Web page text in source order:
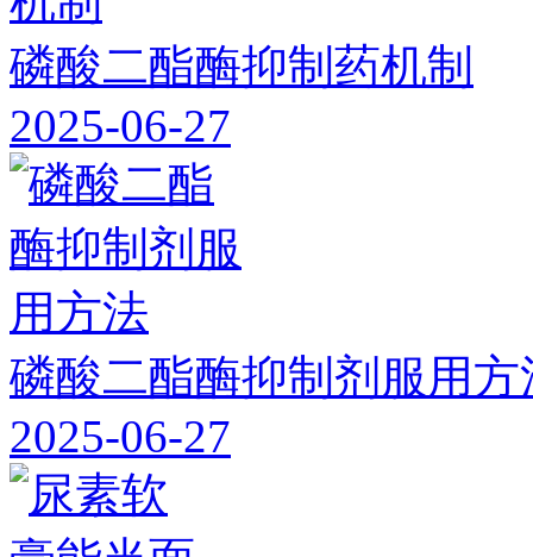
磷酸二酯酶抑制药机制
2025-06-27
磷酸二酯酶抑制剂服用方
2025-06-27